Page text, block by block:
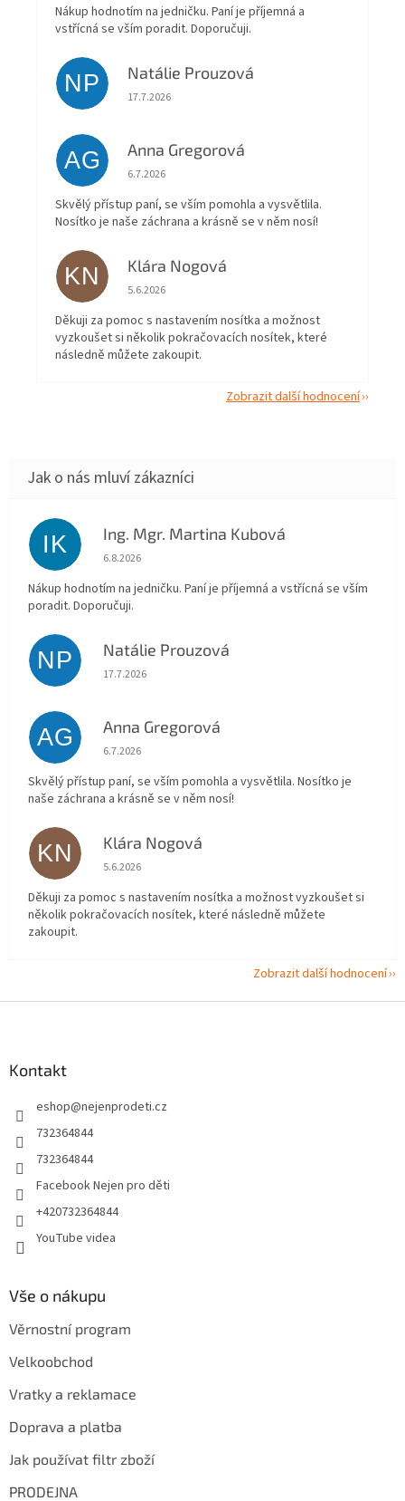
Nákup hodnotím na jedničku. Paní je příjemná a
vstřícná se vším poradit. Doporučuji.
NP Natálie Prouzová
Hodnocení obchodu je 5 z 5 hvězdiček.
17.7.2026
AG Anna Gregorová
Hodnocení obchodu je 5 z 5 hvězdiček.
6.7.2026
Skvělý přístup paní, se vším pomohla a vysvětlila.
Nosítko je naše záchrana a krásně se v něm nosí!
KN Klára Nogová
Hodnocení obchodu je 5 z 5 hvězdiček.
5.6.2026
Děkuji za pomoc s nastavením nosítka a možnost
vyzkoušet si několik pokračovacích nosítek, které
následně můžete zakoupit.
Zobrazit další hodnocení
IK Ing. Mgr. Martina Kubová
Hodnocení obchodu je 5 z 5 hvězdiček.
6.8.2026
Nákup hodnotím na jedničku. Paní je příjemná a vstřícná se vším
poradit. Doporučuji.
NP Natálie Prouzová
Hodnocení obchodu je 5 z 5 hvězdiček.
17.7.2026
AG Anna Gregorová
Hodnocení obchodu je 5 z 5 hvězdiček.
6.7.2026
Skvělý přístup paní, se vším pomohla a vysvětlila. Nosítko je
naše záchrana a krásně se v něm nosí!
KN Klára Nogová
Hodnocení obchodu je 5 z 5 hvězdiček.
5.6.2026
Děkuji za pomoc s nastavením nosítka a možnost vyzkoušet si
několik pokračovacích nosítek, které následně můžete
zakoupit.
Zobrazit další hodnocení
Kontakt
eshop@nejenprodeti.cz
732364844
732364844
Facebook Nejen pro děti
+420732364844
YouTube videa
Vše o nákupu
Věrnostní program
Velkoobchod
Vratky a reklamace
Doprava a platba
Jak používat filtr zboží
PRODEJNA